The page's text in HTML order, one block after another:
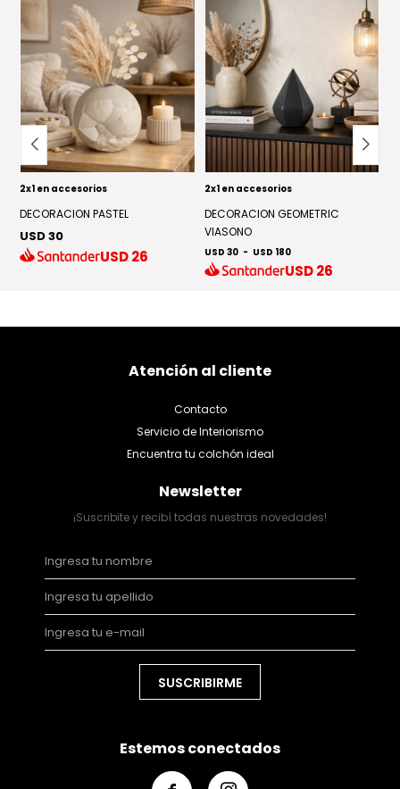
2x1 en accesorios
DECORACION PASTEL
USD 30
USD26
2x1 en accesorios
DECORACION GEOMETRIC
VIASONO
USD 30 - USD 180
USD26
Atención al cliente
Contacto
Servicio de Interiorismo
Encuentra tu colchón ideal
Newsletter
¡Suscribite y recibí todas nuestras novedades!
SUSCRIBIRME
Estemos conectados